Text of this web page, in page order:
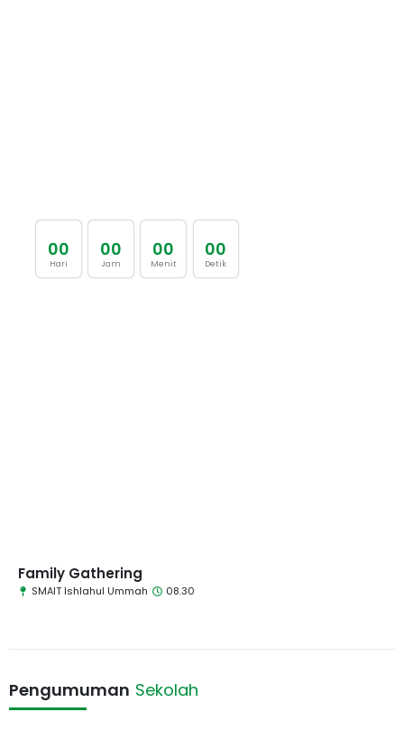
Family Gathering
SMAIT Ishlahul Ummah 08.30
00
Hari
00
Jam
00
Menit
00
Detik
Pengumuman Sekolah